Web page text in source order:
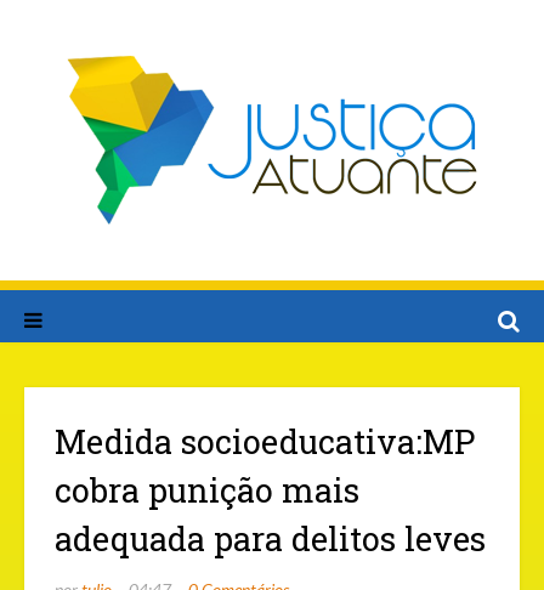
Medida socioeducativa:MP
cobra punição mais
adequada para delitos leves